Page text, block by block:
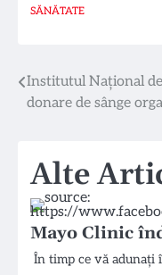
SĂNĂTATE
Navigare
Institutul Național
donare de sânge
Alte
Mayo Clinic
În timp ce vă adunați